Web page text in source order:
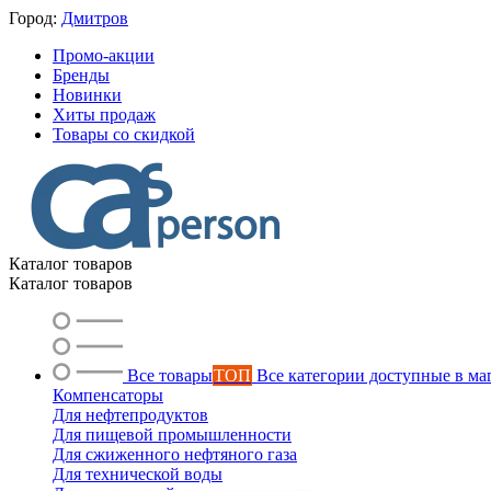
Город: Дмитров
Промо-акции
Бренды
Новинки
Хиты продаж
Товары со скидкой
Каталог товаров
Каталог товаров
Все товарыТОП Все категории доступные в
Компенсаторы
Для нефтепродуктов
Для пищевой промышленности
Для сжиженного нефтяного газа
Для технической воды